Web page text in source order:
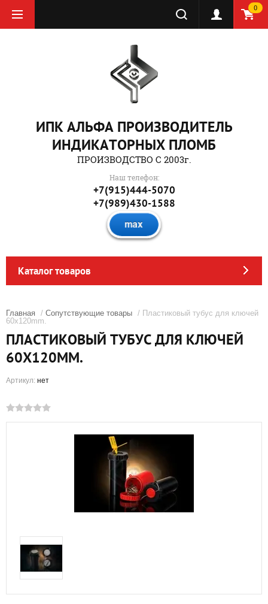
0
ИПК АЛЬФА ПРОИЗВОДИТЕЛЬ
ИНДИКАТОРНЫХ ПЛОМБ
ПРОИЗВОДСТВО С 2003г.
Наш телефон:
+7(915)444-5070
+7(989)430-1588
Каталог товаров
Главная / Сопутствующие товары / Пластиковый тубус для ключей
60х120mm.
ПЛАСТИКОВЫЙ ТУБУС ДЛЯ КЛЮЧЕЙ
60Х120MM.
Артикул: нет